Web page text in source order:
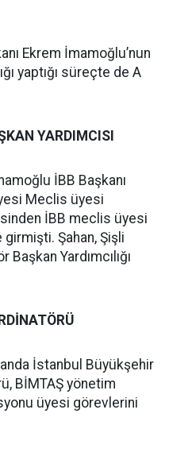
Ekrem İmamoğlu’nun
yaptığı süreçte de A
YARDIMCISI
İBB Başkanı
Meclis üyesi
İBB meclis üyesi
Şahan, Şişli
Yardımcılığı
İstanbul Büyükşehir
BİMTAŞ yönetim
üyesi görevlerini